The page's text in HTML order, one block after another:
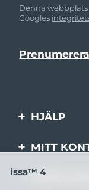
Denna webbplats
Googles
HJÄLP
Kontakta oss
MITT
issa™ 4